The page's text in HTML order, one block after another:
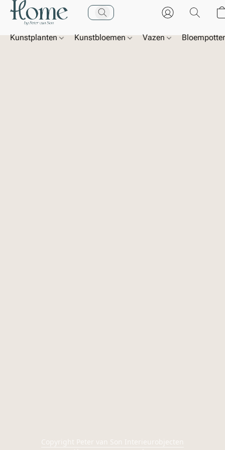
Kunstplanten Kunstbloemen Vazen
Copyright Peter van Son Interieurobjecten